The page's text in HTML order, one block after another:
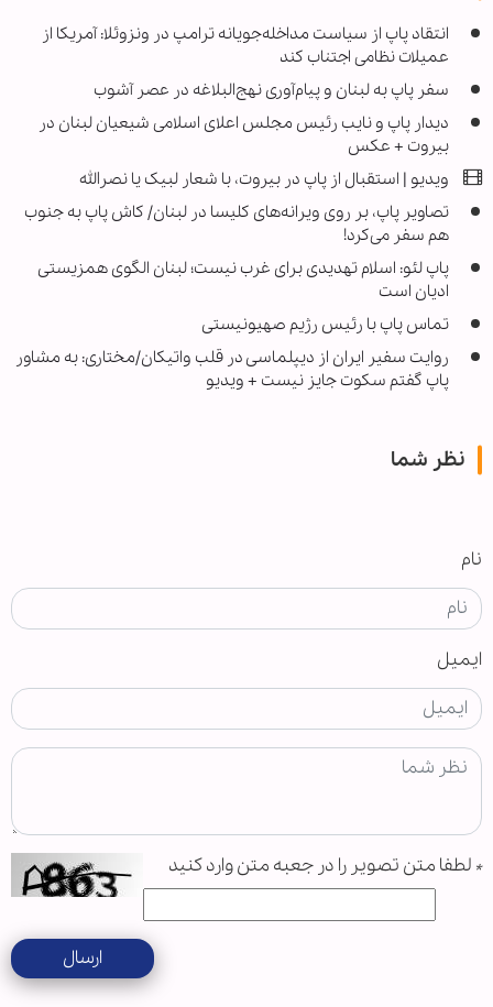
انتقاد پاپ از سیاست مداخله‌جویانه ترامپ در ونزوئلا: آمریکا از
عمیلات نظامی اجتناب کند
سفر پاپ به لبنان و پیام‌آوری نهج‌البلاغه در عصر آشوب
دیدار پاپ و نایب رئیس مجلس اعلای اسلامی شیعیان لبنان در
بیروت + عکس
ویدیو | استقبال از پاپ در بیروت، با شعار لبیک یا نصرالله
تصاویر پاپ، بر روی ویرانه‌های کلیسا در لبنان/ کاش پاپ به جنوب
هم سفر می‌کرد!
پاپ لئو: اسلام تهدیدی برای غرب نیست؛ لبنان الگوی همزیستی
ادیان است
تماس پاپ با رئیس رژیم صهیونیستی
روایت سفیر ایران از دیپلماسی در قلب واتیکان/مختاری: به مشاور
پاپ گفتم سکوت جایز نیست + ویدیو
نظر شما
نام
ایمیل
* لطفا متن تصویر را در جعبه متن وارد کنید
ارسال